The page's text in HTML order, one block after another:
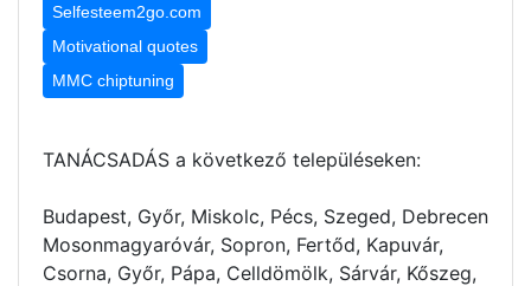
Selfesteem2go.com
Motivational quotes
MMC chiptuning
TANÁCSADÁS a következő településeken:
Budapest, Győr, Miskolc, Pécs, Szeged, Debrecen
Mosonmagyaróvár, Sopron, Fertőd, Kapuvár,
Csorna, Győr, Pápa, Celldömölk, Sárvár, Kőszeg,